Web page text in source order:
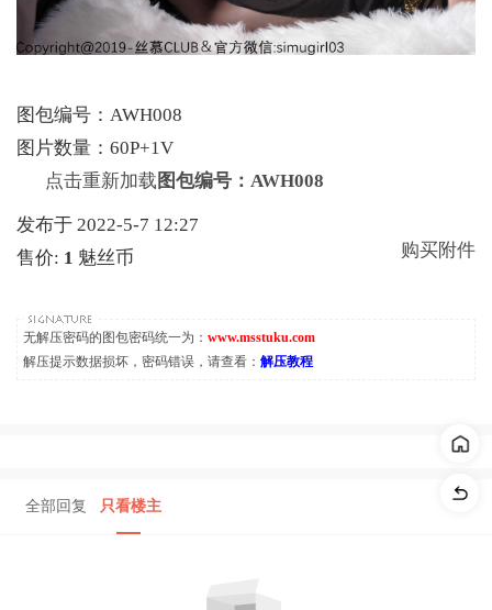
图包编号：AWH008
图片数量：60P+1V
点击重新加载 图包编号：AWH008
发布于 2022-5-7 12:27
售价: 1 魅丝币 购买附件
无解压密码的图包密码统一为： www.msstuku.com
解压提示数据损坏，密码错误，请查看： 解压教程
全部回复 只看楼主